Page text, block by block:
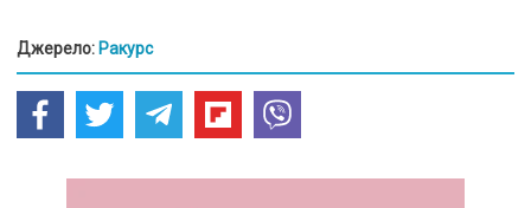
Джерело: Ракурс